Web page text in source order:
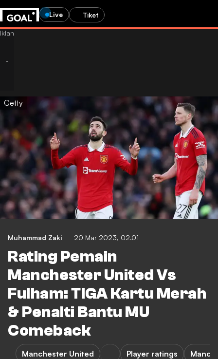
Live Tiket
Getty
Muhammad Zaki 20 Mar 2023, 02.01
Rating Pemain
Manchester United Vs
Fulham: TIGA Kartu Merah
& Penalti Bantu MU
Comeback
Manchester United Player ratings